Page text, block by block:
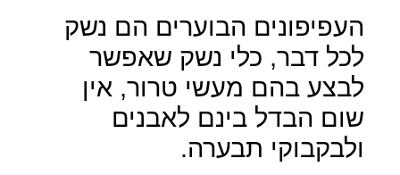
העפיפונים הבוערים הם נשק
לכל דבר, כלי נשק שאפשר
לבצע בהם מעשי טרור, אין
שום הבדל בינם לאבנים
ולבקבוקי תבערה.